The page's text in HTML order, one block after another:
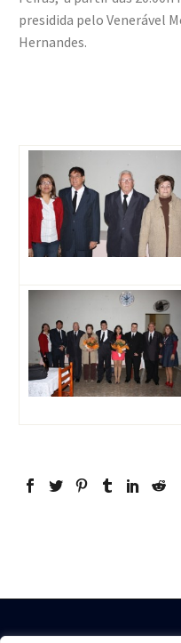
presidida pelo Venerável
Hernandes.